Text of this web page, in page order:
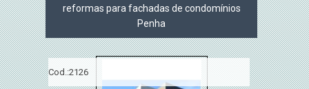
reformas para fachadas de condomínios
Penha
Cod.:2126